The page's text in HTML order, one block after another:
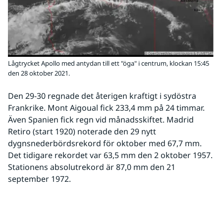
Lågtrycket Apollo med antydan till ett "öga" i centrum, klockan 15:45
den 28 oktober 2021.
Den 29-30 regnade det återigen kraftigt i sydöstra
Frankrike. Mont Aigoual fick 233,4 mm på 24 timmar.
Även Spanien fick regn vid månadsskiftet. Madrid
Retiro (start 1920) noterade den 29 nytt
dygnsnederbördsrekord för oktober med 67,7 mm.
Det tidigare rekordet var 63,5 mm den 2 oktober 1957.
Stationens absolutrekord är 87,0 mm den 21
september 1972.